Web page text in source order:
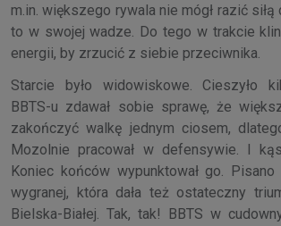
m.in. większego rywala nie mógł razić siłą
to w swojej wadze. Do tego w trakcie
energii, by zrzucić z siebie przeciwnika.
Starcie było widowiskowe. Cieszyło
BBTS-u zdawał sobie sprawę, że
zakończyć walkę jednym ciosem,
Mozolnie pracował w defensywie. I
Koniec końców wypunktował go.
wygranej, która dała też ostateczny
Bielska-Białej. Tak, tak! BBTS w